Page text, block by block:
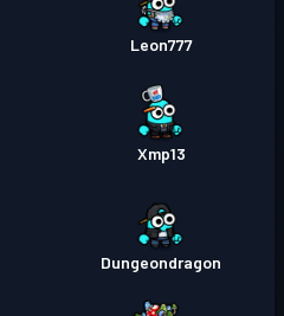
Leon777
Xmp13
Dungeondragon